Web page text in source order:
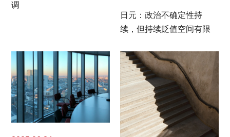
调
日元：政治不确定性持
续，但持续贬值空间有限